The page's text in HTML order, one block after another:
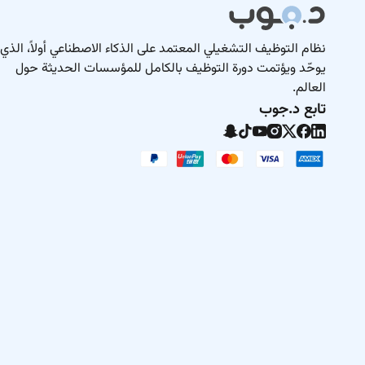
نظام التوظيف التشغيلي المعتمد على الذكاء الاصطناعي أولاً، الذي
يوحّد ويؤتمت دورة التوظيف بالكامل للمؤسسات الحديثة حول
العالم.
تابع د.جوب